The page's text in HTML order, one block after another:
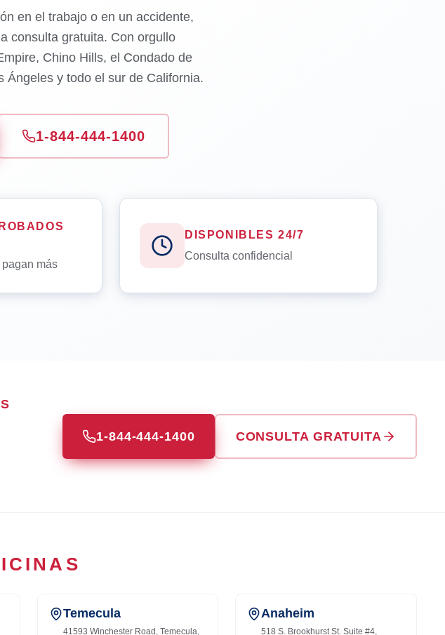
en el trabajo o en un accidente,
consulta gratuita. Con orgullo
Chino Hills, el Condado de
Ángeles y todo el sur de California.
1-844-444-1400
más
DISPONIBLES 24/7
Consulta confidencial
1-844-444-1400 CONSULTA GRATUITA
Temecula
41593 Winchester Road, Temecula,
Anaheim
518 S. Brookhurst St. Suite #4,